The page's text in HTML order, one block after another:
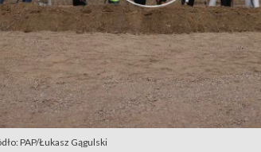
PAP/Łukasz Gągulski